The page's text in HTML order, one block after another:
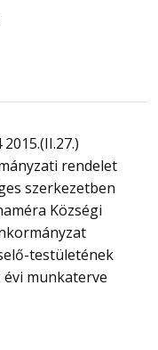
2015.(II.27.)
rendelet
szerkezetben
Községi
testületének
évi munkaterve